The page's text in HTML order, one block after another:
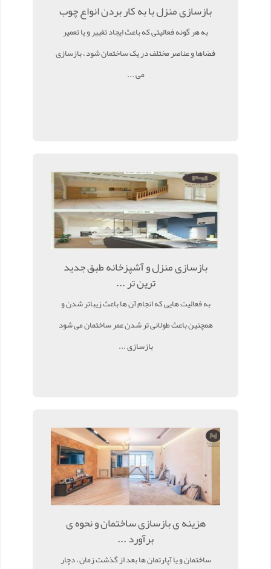
بازسازی منزل با به کار بردن انواع چوب
به هر گونه فعالیتی که باعث ایجاد تغییر و یا تعمیر
فضاها و عناصر مختلف در یک ساختمان شود ، بازسازی
می ...
بازسازی منزل و آشپزخانه طبق جدید
ترین تر ...
به فعالیت هایی که انجام آن ها باعث زیباتر شدن و
همچنین باعث طولانی تر شدن عمر ساختمان می شود
بازسازی ...
هزینه ی بازسازی ساختمان و نحوه ی
برآورد ...
ساختمان و یا آپارتمان ها بعد از گذشت زمان ، دچار